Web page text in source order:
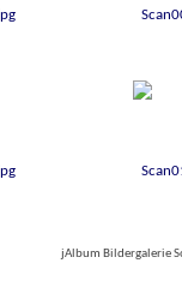
jAlbum Bildergalerie